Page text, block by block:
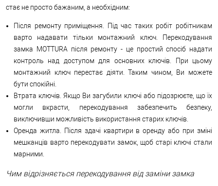
стає не просто бажаним, а необхідним:
Після ремонту приміщення. Під час таких робіт робітникам
варто надавати тільки монтажний ключ. Перекодування
замка MOTTURA після ремонту - це простий спосіб надати
контроль над доступом для основних ключів. При цьому
монтажний ключ перестає діяти. Таким чином, Ви можете
бути спокійні.
Втрата ключів. Якщо Ви загубили ключі або підозрюєте, що їх
могли вкрасти, перекодування забезпечить безпеку,
виключивши можливість використання старих ключів.
Оренда житла. Після здачі квартири в оренду або при зміні
мешканців варто перекодувати замок, щоб старі ключі стали
марними.
Чим відрізняється перекодування від заміни замка